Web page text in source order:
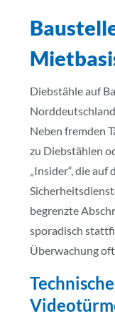
Diebstähle auf
Neben fremden
zu Diebstählen
„Insider“, die
begrenzte
sporadisch
Überwachung